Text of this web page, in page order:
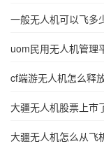
一般无人机可以飞多
uom民用无人机管理
cf端游无人机怎么释
大疆无人机股票上市
大疆无人机怎么从飞